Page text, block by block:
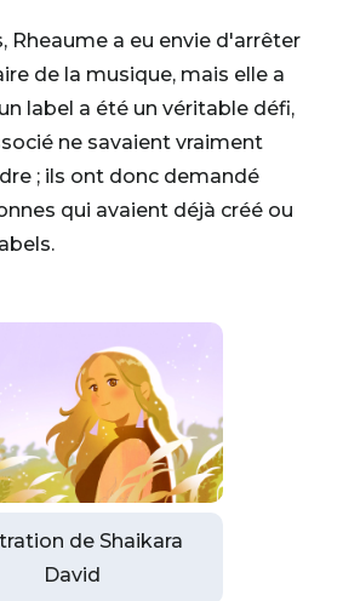
Rheaume a eu envie d'arrêter
de la musique, mais elle a
label a été un véritable défi,
ne savaient vraiment
; ils ont donc demandé
qui avaient déjà créé ou
de Shaikara
David